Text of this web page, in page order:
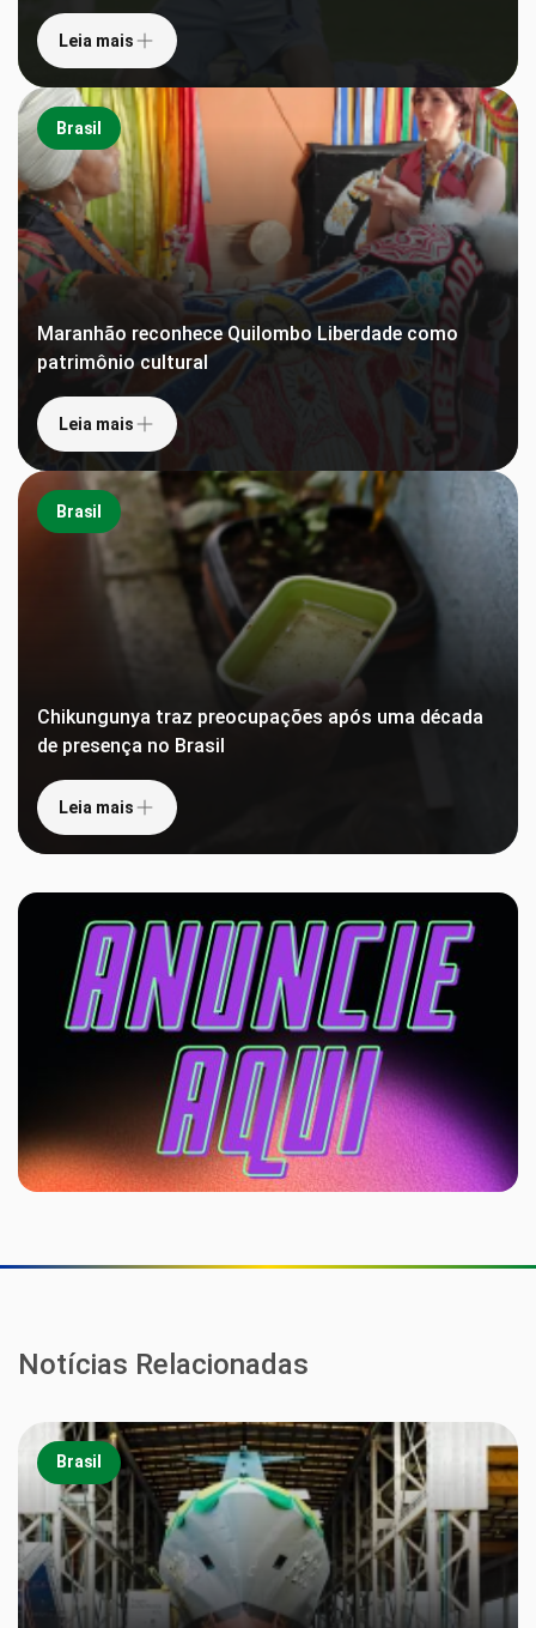
Leia mais
Brasil
Maranhão reconhece Quilombo Liberdade como
patrimônio cultural
Leia mais
Brasil
Chikungunya traz preocupações após uma década
de presença no Brasil
Leia mais
Notícias Relacionadas
Brasil